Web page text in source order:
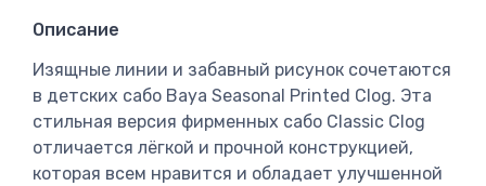
Описание
Изящные линии и забавный рисунок сочетаются
в детских сабо Baya Seasonal Printed Clog. Эта
стильная версия фирменных сабо Classic Clog
отличается лёгкой и прочной конструкцией,
которая всем нравится и обладает улучшенной